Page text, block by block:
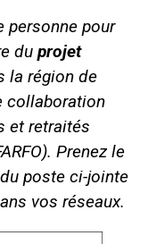
personne pour
du projet
la région de
collaboration
et retraités
Prenez le
poste ci-jointe
vos réseaux.